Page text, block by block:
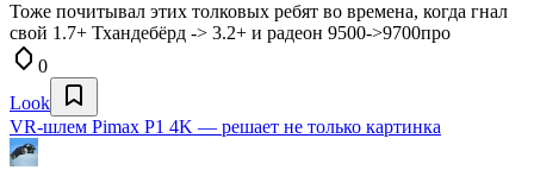
Тоже почитывал этих толковых ребят во времена, когда гнал
свой 1.7+ Тхандебёрд -> 3.2+ и радеон 9500->9700про
0
Look
VR-шлем Pimax P1 4K — решает не только картинка